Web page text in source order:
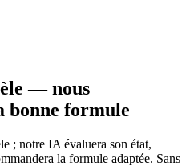
— nous
bonne formule
; notre IA évaluera son état,
la formule adaptée. Sans